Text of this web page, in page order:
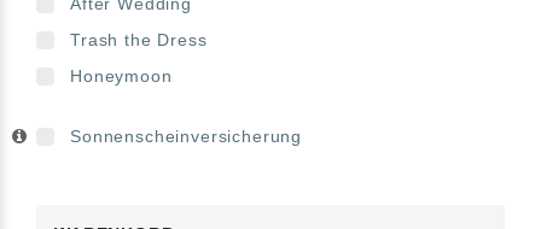
Trash the Dress
Honeymoon
Sonnenscheinversicherung